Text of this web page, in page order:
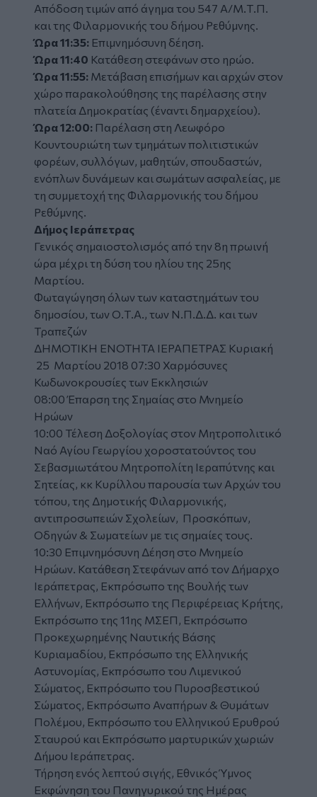
Απόδοση τιμών από άγημα του 547 Α/Μ.Τ.Π.
και της Φιλαρμονικής του δήμου Ρεθύμνης.
Ώρα 11:35: Επιμνημόσυνη δέηση.
Ώρα 11:40 Κατάθεση στεφάνων στο ηρώο.
Ώρα 11:55: Μετάβαση επισήμων και αρχών στον
χώρο παρακολούθησης της παρέλασης στην
πλατεία Δημοκρατίας (έναντι δημαρχείου).
Ώρα 12:00: Παρέλαση στη Λεωφόρο
Κουντουριώτη των τμημάτων πολιτιστικών
φορέων, συλλόγων, μαθητών, σπουδαστών,
ενόπλων δυνάμεων και σωμάτων ασφαλείας, με
τη συμμετοχή της Φιλαρμονικής του δήμου
Ρεθύμνης.
Δήμος Ιεράπετρας
Γενικός σημαιοστολισμός από την 8η πρωινή
ώρα μέχρι τη δύση του ηλίου της 25ης
Μαρτίου.
Φωταγώγηση όλων των καταστημάτων του
δημοσίου, των Ο.Τ.Α., των Ν.Π.Δ.Δ. και των
Τραπεζών
ΔΗΜΟΤΙΚΗ ΕΝΟΤΗΤΑ ΙΕΡΑΠΕΤΡΑΣ Κυριακή
25 Μαρτίου 2018 07:30 Χαρμόσυνες
Κωδωνοκρουσίες των Εκκλησιών
08:00 Έπαρση της Σημαίας στο Μνημείο
Ηρώων
10:00 Τέλεση Δοξολογίας στον Μητροπολιτικό
Ναό Αγίου Γεωργίου χοροστατούντος του
Σεβασμιωτάτου Μητροπολίτη Ιεραπύτνης και
Σητείας, κκ Κυρίλλου παρουσία των Αρχών του
τόπου, της Δημοτικής Φιλαρμονικής,
αντιπροσωπειών Σχολείων, Προσκόπων,
Οδηγών & Σωματείων με τις σημαίες τους.
10:30 Επιμνημόσυνη Δέηση στο Μνημείο
Ηρώων. Κατάθεση Στεφάνων από τον Δήμαρχο
Ιεράπετρας, Εκπρόσωπο της Βουλής των
Ελλήνων, Εκπρόσωπο της Περιφέρειας Κρήτης,
Εκπρόσωπο της 11ης ΜΣΕΠ, Εκπρόσωπο
Προκεχωρημένης Ναυτικής Βάσης
Κυριαμαδίου, Εκπρόσωπο της Ελληνικής
Αστυνομίας, Εκπρόσωπο του Λιμενικού
Σώματος, Εκπρόσωπο του Πυροσβεστικού
Σώματος, Εκπρόσωπο Αναπήρων & Θυμάτων
Πολέμου, Εκπρόσωπο του Ελληνικού Ερυθρού
Σταυρού και Εκπρόσωπο μαρτυρικών χωριών
Δήμου Ιεράπετρας.
Τήρηση ενός λεπτού σιγής, Εθνικός Ύμνος
Εκφώνηση του Πανηγυρικού της Ημέρας